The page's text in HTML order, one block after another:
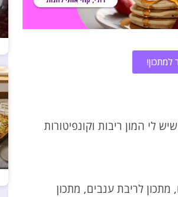
למתכון!
לי המון ריבות וקונפיטורות
לריבת ענבים, מתכון